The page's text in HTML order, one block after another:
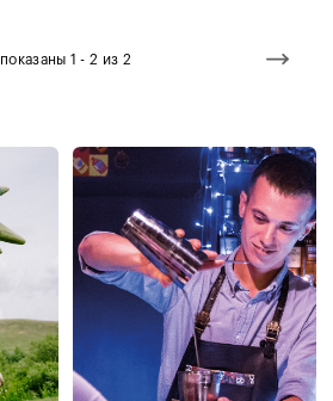
показаны 1 - 2 из 2